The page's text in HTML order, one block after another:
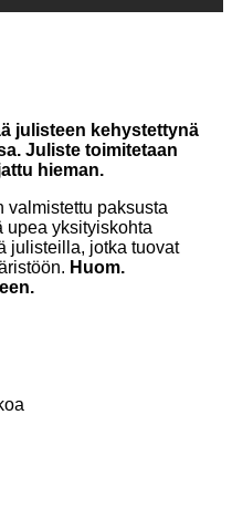
julisteen kehystettynä
Juliste toimitetaan
hieman.
valmistettu paksusta
upea yksityiskohta
julisteilla, jotka tuovat
Huom.